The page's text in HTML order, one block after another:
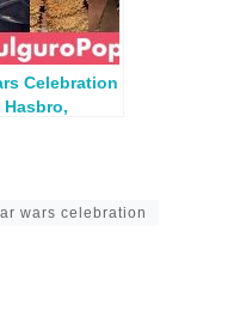
Celebration
wars celebration